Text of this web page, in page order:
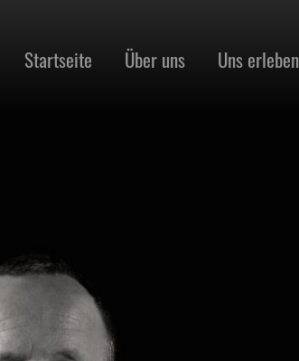
Startseite Über uns Uns erleben